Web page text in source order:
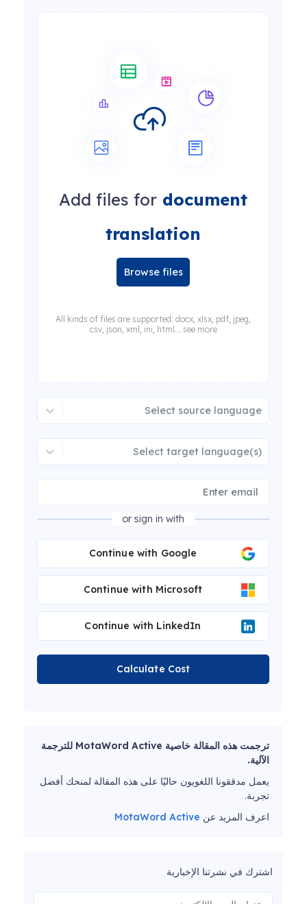
Add files for document
translation
Browse files
All kinds of files are supported: docx, xlsx, pdf, jpeg,
csv, json, xml, ini, html... see more
Select source language
Select target language(s)
or sign in with
Continue with Google
Continue with Microsoft
Continue with LinkedIn
Calculate Cost
ترجمت هذه المقالة خاصية MotaWord Active للترجمة
الآلية.
يعمل مدققونا اللغويون حاليًا على هذه المقالة لمنحك أفضل
تجربة.
اعرف المزيد عن MotaWord Active
اشترك في نشرتنا الإخبارية